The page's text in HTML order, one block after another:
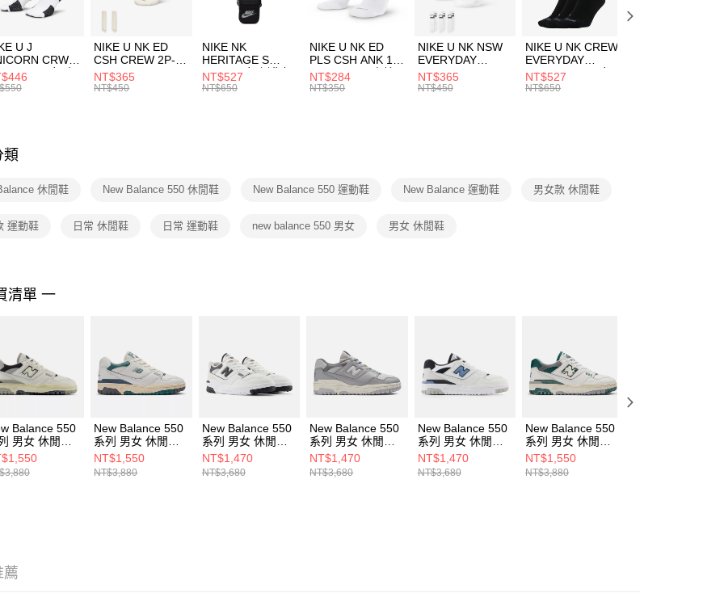
付」結帳頁面，進行簡訊認證並確認金額後，即可完成結帳。
２．訂單成立數日內，您將收到繳費通知簡訊。
３．收到繳費通知簡訊後14天內，點擊此簡訊中的連結，可透過四大超商
／ATM／網路銀行／等多元方式進行付款，方視為交易完成。
※ 請注意：結帳手續完成當下不需立刻繳費，但若您需要取消訂單，請聯
絡購買商品的店家。未經商家同意取消之訂單仍視為有效，需透過AFTEE
先享後付繳納相關費用。
１．透過由恩沛科技股份有限公司提供之「AFTEE先享後付」服務完成之
交易，需依本服務之必要範圍內提供個人資料，並將交易相關給付款項請
２．關於個人資料處理事宜，請瀏覽以下網址：
形，恩沛科技股份有限公司將有權停止該用戶之使用額度並採取法律行
動。
每筆NT$100，滿NT$1,500(含以上)免運費
付款後門市自取
每筆NT$100，滿NT$1,500(含以上)免運費
促銷活動 兒童/青少年｜鞋服6折起
U J
CRW
-160 男女 中
FZ3393100
NIKE U NK ED
CSH CREW 2P-
144 EMBRDY 男
女 短統襪
NT$365
NT$450
NIKE NK
HERITAGE S
SMIT 男女 側背包
BA5871010
NT$527
NT$650
NIKE U NK ED
PLS CSH ANK 1P
144 DBL 男 中統
襪 DH4058104
NT$284
NT$350
NIKE U NK NSW
EVERYDAY
ESSENTIAL CR
男女 短統襪
NT$365
NT$450
NIKE U NK CREW
EVERYDAY
BBALL 3PR 男女
長統襪
NT$527
NT$650
類
休閒鞋 New Balance 550 休閒鞋 New Balance 550 運動鞋 New Balance 運動鞋 男女款 休閒鞋
運動鞋 日常 休閒鞋 日常 運動鞋 new balance 550 男女 男女 休閒鞋
清單 一
Balance 550
男女 休閒鞋
D
New Balance 550
系列 男女 休閒鞋
BB550PTB-D
NT$1,550
NT$3,880
New Balance 550
系列 男女 休閒鞋
BB550ESI-D
NT$1,470
NT$3,680
New Balance 550
系列 男女 休閒鞋
BB550TMC-D
NT$1,470
NT$3,680
New Balance 550
系列 男女 休閒鞋
BB550ESF-D
NT$1,470
NT$3,680
New Balance 550
系列 男女 休閒鞋
BB550VTG-D
NT$1,550
NT$3,880
薦